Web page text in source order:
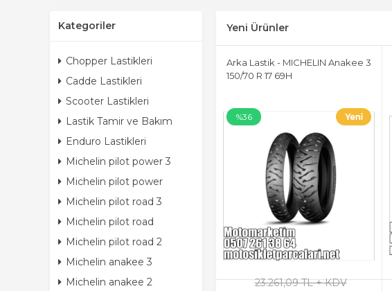
Kategoriler
Chopper Lastikleri
Cadde Lastikleri
Scooter Lastikleri
Lastik Tamir ve Bakım
Enduro Lastikleri
Michelin pilot power 3
Michelin pilot power
Michelin pilot road 3
Michelin pilot road
Michelin pilot road 2
Michelin anakee 3
Michelin anakee 2
Yeni Ürünler
Arka Lastik - MICHELIN Anakee 3
150/70 R 17 69H
%36
23.261,09 TL + KDV